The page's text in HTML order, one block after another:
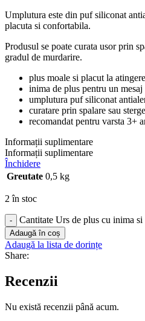
Umplutura este din puf siliconat
placuta si confortabila.
Produsul se poate curata usor prin
gradul de murdarire.
plus moale si placut la atingere
inima de plus pentru un
umplutura puf siliconat
curatare prin spalare sau
recomandat pentru varsta 3+
Informații suplimentare
Informații suplimentare
Închidere
Greutate 0,5 kg
2 în stoc
- Cantitate Urs de plus cu inima
Adaugă în coș
Adaugă la lista de dorințe
Share:
Recenzii
Nu există recenzii până acum.